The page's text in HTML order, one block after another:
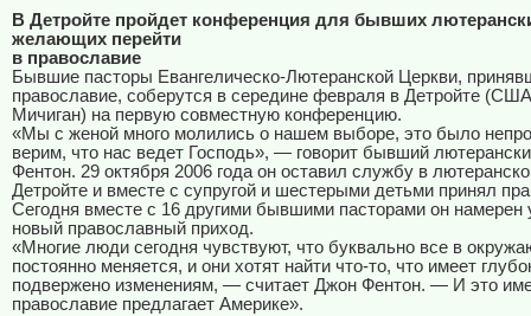
В Детройте пройдет конференция для бывших
желающих перейти
в православие
Бывшие пасторы Евангелическо-Лютеранской Церкви,
православие, соберутся в середине февраля в Детройте
Мичиган) на первую совместную конференцию.
«Мы с женой много молились о нашем выборе, это было
верим, что нас ведет Господь», — говорит бывший
Фентон. 29 октября 2006 года он оставил службу в
Детройте и вместе с супругой и шестерыми детьми принял
Сегодня вместе с 16 другими бывшими пасторами он намерен
новый православный приход.
«Многие люди сегодня чувствуют, что буквально все в
постоянно меняется, и они хотят найти что-то, что имеет
подвержено изменениям, — считает Джон Фентон. — И это
православие предлагает Америке».